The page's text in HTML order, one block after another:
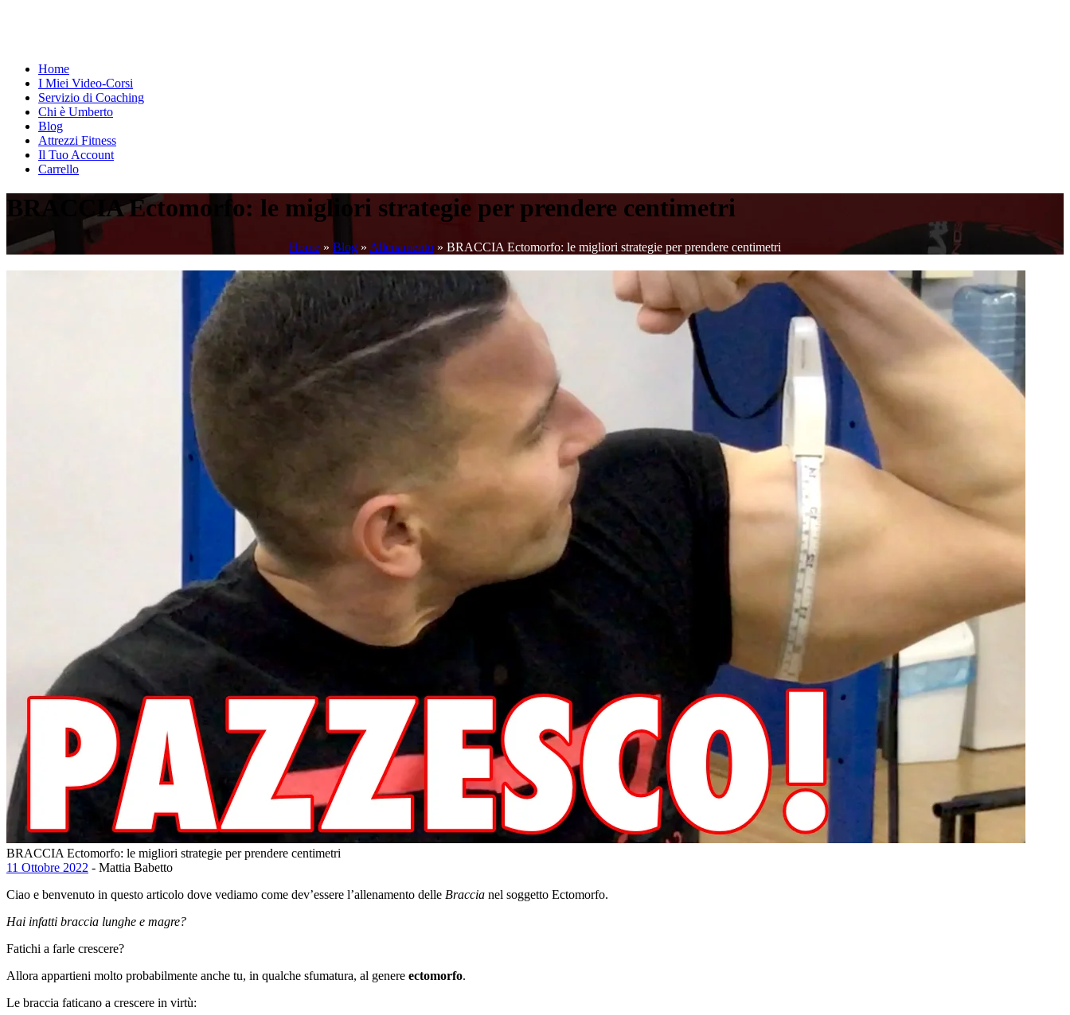
Home
I Miei Video-Corsi
Servizio di Coaching
Chi è Umberto
Blog
Attrezzi Fitness
Il Tuo Account
Carrello
BRACCIA Ectomorfo: le migliori strategie per prendere centimetri
Home » Blog » Allenamento » BRACCIA Ectomorfo: le migliori strategie per prendere centimetri
BRACCIA Ectomorfo: le migliori strategie per prendere centimetri
11 Ottobre 2022 - Mattia Babetto
Ciao e benvenuto in questo articolo dove vediamo come dev’essere l’allenamento delle Braccia nel soggetto Ectomorfo.
Hai infatti braccia lunghe e magre?
Fatichi a farle crescere?
Allora appartieni molto probabilmente anche tu, in qualche sfumatura, al genere ectomorfo.
Le braccia faticano a crescere in virtù: